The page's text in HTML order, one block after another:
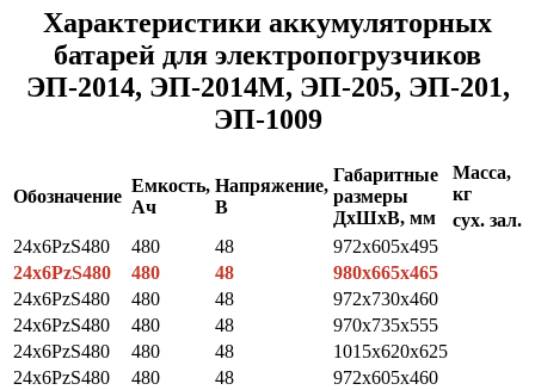
Характеристики аккумуляторных
батарей для электропогрузчиков
ЭП-2014, ЭП-2014М, ЭП-205, ЭП-201,
ЭП-1009
Обозначение
Емкость,
Ач
Напряжение,
В
Габаритные
размеры
ДхШхВ, мм
Масса,
кг
сух. зал.
24х6РzS480
480 48
972x605x495
24х6РzS480
480 48
980x665x465
24х6РzS480
480 48
972x730x460
24х6РzS480
480 48
970x735x555
24х6РzS480
480 48
1015x620x625
24х6РzS480
480 48
972x605x460